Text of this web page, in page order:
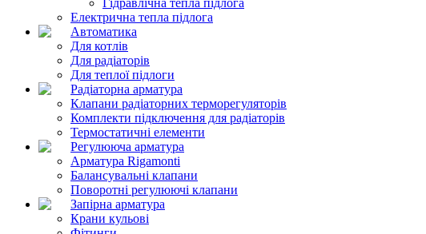
Електрична тепла підлога
Автоматика
Для котлів
Для радіаторів
Для теплої підлоги
Радіаторна арматура
Клапани радіаторних терморегуляторів
Комплекти підключення для радіаторів
Термостатичні елементи
Регулююча арматура
Арматура Rigamonti
Балансувальні клапани
Поворотні регулюючі клапани
Запірна арматура
Крани кульові